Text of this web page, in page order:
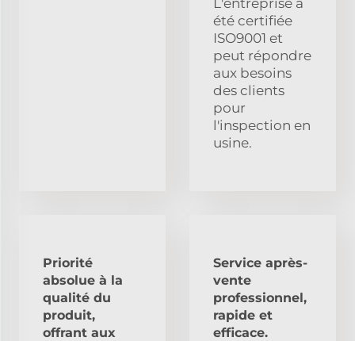
été certifiée
ISO9001 et
peut répondre
aux besoins
des clients
pour
l'inspection en
usine.
Priorité
absolue à la
qualité du
produit,
offrant aux
Service après-
vente
professionnel,
rapide et
efficace.